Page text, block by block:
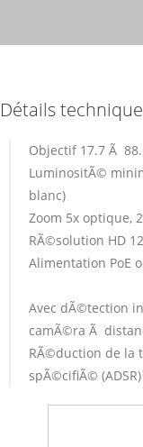
Détails
Objectif 17.7 Ã
LuminositÃ©
blanc)
Zoom 5x optique,
RÃ©solution HD
Alimentation PoE
Avec dÃ©tection
camÃ©ra Ã
RÃ©duction de la
spÃ©cifiÃ© (ADSR)